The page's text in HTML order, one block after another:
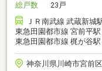
総戸数
23戸
ＪＲ南武線 武蔵新
東急田園都市線 宮前平
東急田園都市線 梶が谷
神奈川県川崎市宮前